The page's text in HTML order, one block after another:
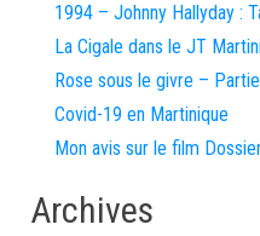
1994 – Johnny Hallyday :
La Cigale dans le JT
Rose sous le givre –
Covid-19 en Martinique
Mon avis sur le film
Archives